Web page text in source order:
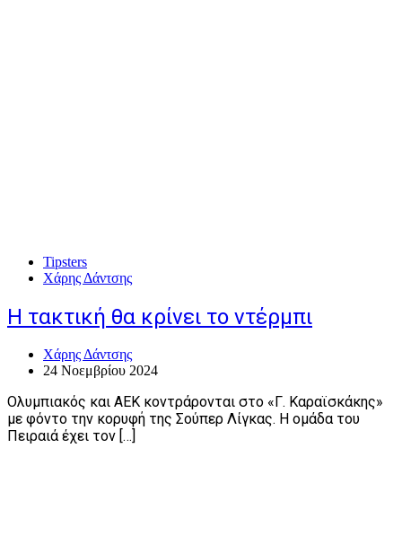
Tipsters
Χάρης Δάντσης
Η τακτική θα κρίνει το ντέρμπι
Χάρης Δάντσης
24 Νοεμβρίου 2024
Ολυμπιακός και ΑΕΚ κοντράρονται στο «Γ. Καραϊσκάκης»
με φόντο την κορυφή της Σούπερ Λίγκας. Η ομάδα του
Πειραιά έχει τον […]